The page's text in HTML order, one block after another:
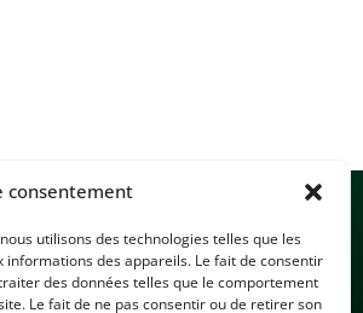
consentement
utilisons des technologies telles que les
des appareils. Le fait de consentir
des données telles que le comportement
Le fait de ne pas consentir ou de retirer son